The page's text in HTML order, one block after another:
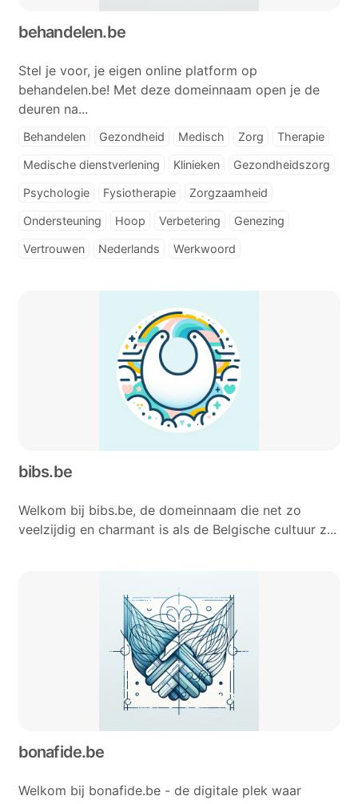
behandelen.be
Stel je voor, je eigen online platform op
behandelen.be! Met deze domeinnaam open je de
deuren na...
Behandelen Gezondheid Medisch Zorg Therapie
Medische dienstverlening Klinieken Gezondheidszorg
Psychologie Fysiotherapie Zorgzaamheid
Ondersteuning Hoop Verbetering Genezing
Vertrouwen Nederlands Werkwoord
bibs.be
Welkom bij bibs.be, de domeinnaam die net zo
veelzijdig en charmant is als de Belgische cultuur z...
bonafide.be
Welkom bij bonafide.be - de digitale plek waar